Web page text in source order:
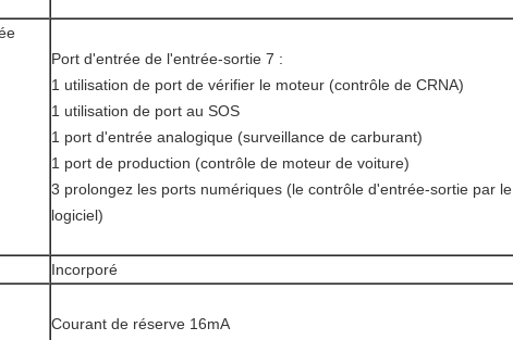
Port d'entrée de l'entrée-sortie 7 :
1 utilisation de port de vérifier le moteur (contrôle de CRNA)
1 utilisation de port au SOS
1 port d'entrée analogique (surveillance de carburant)
1 port de production (contrôle de moteur de voiture)
3 prolongez les ports numériques (le contrôle d'entrée-sortie par le
logiciel)
Incorporé
Courant de réserve 16mA